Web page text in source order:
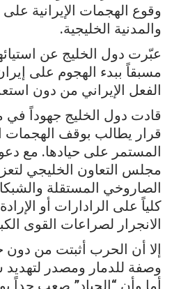
وقوع الهجمات الإيرانية
والمدنية الخليجية.
عبّرت دول الخليج عن
مسبقاً ببدء الهجوم على
الفعل الإيراني من دون
قادت دول الخليج جهوداً في
قرار يطالب بوقف الهجمات
المستمر على حيادها. مع
مجلس التعاون الخليجي
الصاروخي المستقلة
كلياً على الرادارات أو
الانجرار لصراعات القوى
إلا أن الحرب أثبتت من
وصفة للدمار ومصدر لتهديد
أما وأن “الحياد” صعب جداً